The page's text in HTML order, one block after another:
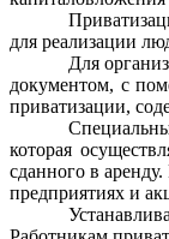
для реализации
Для
документом, с
приватизации,
которая
сданного в
предприятиях и